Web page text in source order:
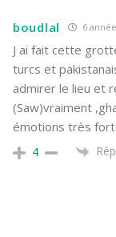
boudlal 6
J ai fait cette
turcs et
admirer le lieu et
(Saw)vraiment
émotions très
4